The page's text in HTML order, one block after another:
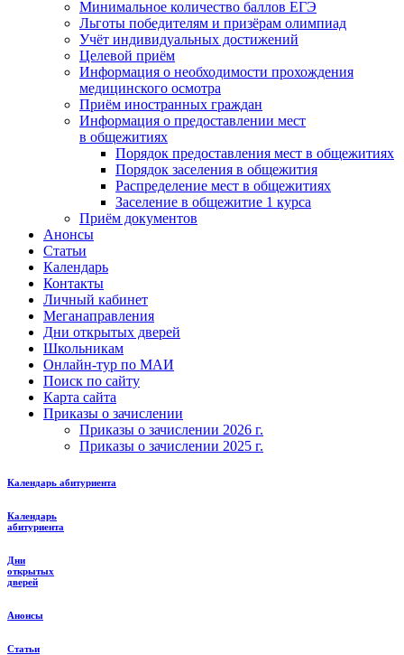
Минимальное количество баллов ЕГЭ
Льготы победителям и призёрам олимпиад
Учёт индивидуальных достижений
Целевой приём
Информация о необходимости прохождения
медицинского осмотра
Приём иностранных граждан
Информация о предоставлении мест
в общежитиях
Порядок предоставления мест в общежитиях
Порядок заселения в общежития
Распределение мест в общежитиях
Заселение в общежитие 1 курса
Приём документов
Анонсы
Статьи
Календарь
Контакты
Личный кабинет
Меганаправления
Дни открытых дверей
Школьникам
Онлайн-тур по МАИ
Поиск по сайту
Карта сайта
Приказы о зачислении
Приказы о зачислении 2026 г.
Приказы о зачислении 2025 г.
Календарь абитуриента
Календарь
абитуриента
Дни
открытых
дверей
Анонсы
Статьи